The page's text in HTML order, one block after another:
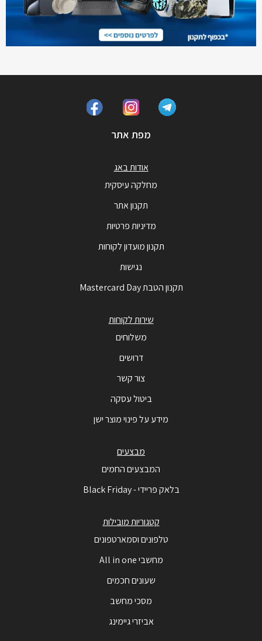
מפת אתר
אודות באג
מחלקה עיסקית
תקנון אתר
מדיניות פרטיות
תקנון מועדון לקוחות
נגישות
תקנון הטבת Mastercard Day
שירות לקוחות
משלוחים
דרושים
צור קשר
ביטול עסקה
מידע על פינוי מוצר ישן
מבצעים
המבצעים החמים
בלאק פריידי - Black Friday
קטגוריות מובילות
טלפונים וסמארטפונים
מחשבי All in one
שעונים חכמים
מסכי מחשב
אביזרי גיימינג